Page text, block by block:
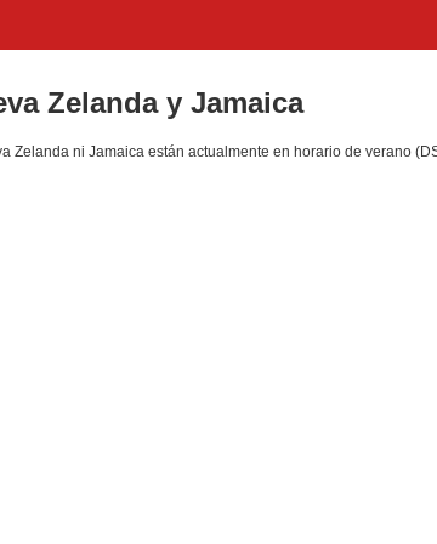
Zelanda y Jamaica
Zelanda ni Jamaica están actualmente en horario de verano